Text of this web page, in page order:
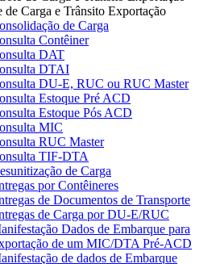
de Carga e Trânsito Exportação
de Carga
Contêiner
DAT
DTAI
DU-E, RUC ou RUC Master
Estoque Pré ACD
Estoque Pós ACD
MIC
RUC Master
TIF-DTA
de Carga
por Contêineres
de Documentos de Transporte
de Carga por DU-E/RUC
Dados de Embarque para
de um MIC/DTA Pré-ACD
de dados de Embarque